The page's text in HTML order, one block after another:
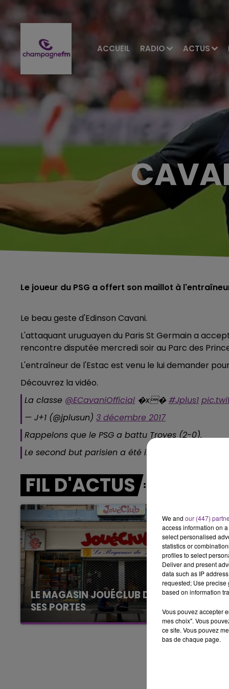
ACCUEIL RADIO ACTUS
10h00 - 14h00
LE TICKET DE CAISSE
Le joueur du PSG a offert son maillot à
Le beau geste d'Edinson Cavani.
L'attaquant uruguayen du Paris St Germain a
rencontre disputée mercredi soir au Parc des
L'entraîneur de l'Estac est venu le lui demander
Découvrez la vidéo.
La classe @ECavaniOfficial �x�#Jplus1
— J+1 (@jplusun) 3 décembre 2017
Rappelons que le PSG a battu Troyes (2-0).
Le second but parisien a été inscrit par Edinson
FIL D'ACTUS
LE MAGASIN JOUÉCLUB DE REIMS FERME
SES PORTES
C'était l'une des institutions du centre-ville
rémois. Le magasin JouéClub est contraint de
We and our (447)
access information on
select personalised
statistics or
profiles to select
Deliver and present
data such as IP
requested; Use precise
based on information
Vous pouvez accepter
mes choix". Vous
ce site. Vous pouvez
bas de chaque page.